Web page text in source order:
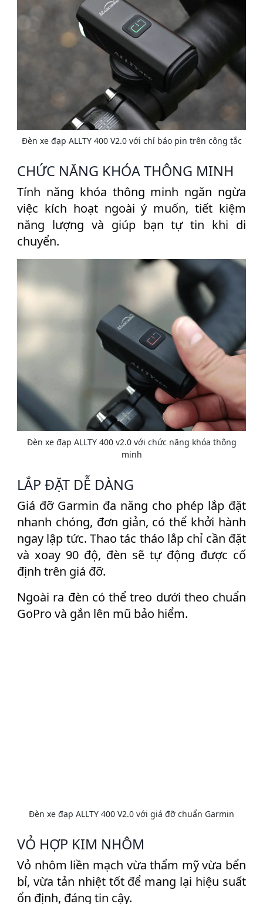
Đèn xe đạp ALLTY 400 V2.0 với chỉ báo pin trên công tắc
CHỨC NĂNG KHÓA THÔNG MINH
Tính năng khóa thông minh ngăn ngừa
việc kích hoạt ngoài ý muốn, tiết kiệm
năng lượng và giúp bạn tự tin khi di
chuyển.
Đèn xe đạp ALLTY 400 v2.0 với chức năng khóa thông
minh
LẮP ĐẶT DỄ DÀNG
Giá đỡ Garmin đa năng cho phép lắp đặt
nhanh chóng, đơn giản, có thể khởi hành
ngay lập tức. Thao tác tháo lắp chỉ cần đặt
và xoay 90 độ, đèn sẽ tự động được cố
định trên giá đỡ.
Ngoài ra đèn có thể treo dưới theo chuẩn
GoPro và gắn lên mũ bảo hiểm.
Đèn xe đạp ALLTY 400 V2.0 với giá đỡ chuẩn Garmin
VỎ HỢP KIM NHÔM
Vỏ nhôm liền mạch vừa thẩm mỹ vừa bển
bỉ, vừa tản nhiệt tốt để mang lại hiệu suất
ổn định, đáng tin cậy.